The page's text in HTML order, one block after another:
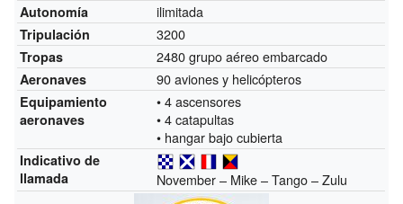
Autonomía ilimitada
Tripulación 3200
Tropas 2480 grupo aéreo embarcado
Aeronaves 90 aviones y helicópteros
Equipamiento
aeronaves
• 4 ascensores
• 4 catapultas
• hangar bajo cubierta
Indicativo de
llamada
November – Mike – Tango – Zulu